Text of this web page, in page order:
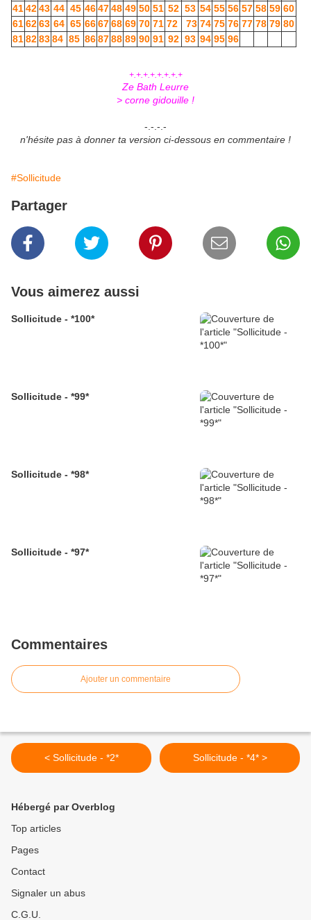
414243 44 45 464748 49 50 51 52 53 54 55 56 57 58 59 60
616263 64 65 666768 69 70 71 72 73 74 75 76 77 78 79 80
81828384 85 868788 89 90 91 92 93 94 95 96
+.+.+.+.+.+.+.+
Ze Bath Leurre
> corne gidouille !
-.-.-.-
n'hésite pas à donner ta version ci-dessous en commentaire !
#Sollicitude
Partager
Vous aimerez aussi
Sollicitude - *100*
Sollicitude - *99*
Sollicitude - *98*
Sollicitude - *97*
Commentaires
Ajouter un commentaire
< Sollicitude - *2* Sollicitude - *4* >
Hébergé par Overblog
Top articles
Pages
Contact
Signaler un abus
C.G.U.